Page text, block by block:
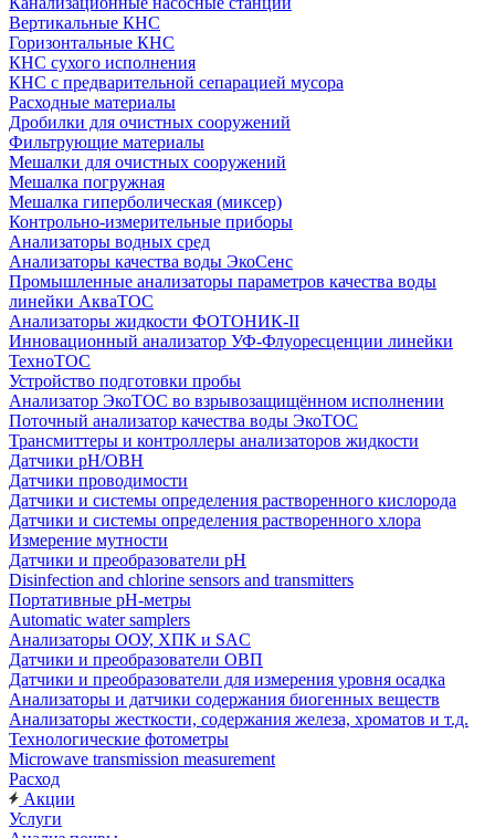
Вертикальные КНС
Горизонтальные КНС
КНС сухого исполнения
КНС с предварительной сепарацией мусора
Расходные материалы
Дробилки для очистных сооружений
Фильтрующие материалы
Мешалки для очистных сооружений
Мешалка погружная
Мешалка гиперболическая (миксер)
Контрольно-измерительные приборы
Анализаторы водных сред
Анализаторы качества воды ЭкоСенс
Промышленные анализаторы параметров качества воды
линейки АкваТОС
Анализаторы жидкости ФОТОНИК-II
Инновационный анализатор УФ-Флуоресценции линейки
ТехноТОС
Устройство подготовки пробы
Анализатор ЭкоТОС во взрывозащищённом исполнении
Поточный анализатор качества воды ЭкоТОС
Трансмиттеры и контроллеры анализаторов жидкости
Датчики рН/ОВН
Датчики проводимости
Датчики и системы определения растворенного кислорода
Датчики и системы определения растворенного хлора
Измерение мутности
Датчики и преобразователи pH
Disinfection and chlorine sensors and transmitters
Портативные pH-метры
Automatic water samplers
Анализаторы ООУ, ХПК и SAC
Датчики и преобразователи ОВП
Датчики и преобразователи для измерения уровня осадка
Анализаторы и датчики содержания биогенных веществ
Анализаторы жесткости, содержания железа, хроматов и т.д.
Технологические фотометры
Microwave transmission measurement
Расход
Акции
Услуги